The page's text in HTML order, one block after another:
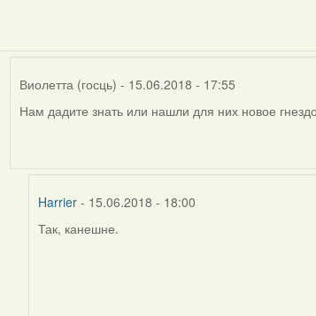
(госць)
Виолетта (госць) - 15.06.2018 - 17:55
In
by
Нам дадите знать или нашли для них новое
Harrier- 15.06.2018 - 18:00
In
Так, канешне.